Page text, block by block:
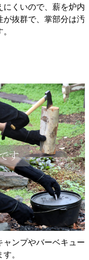
にくいので、薪を炉内
が抜群で、掌部分は汚
ャンプやバーベキュー
。